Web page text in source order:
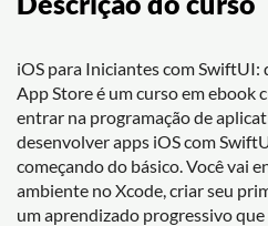
iOS para Iniciantes com SwiftUI:
App Store é um curso em ebook
entrar na programação de
desenvolver apps iOS com
começando do básico. Você vai
ambiente no Xcode, criar seu
um aprendizado progressivo